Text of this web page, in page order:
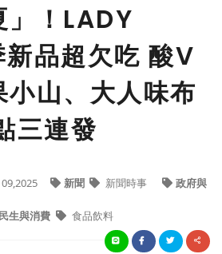
！LADY
新品超欠吃 酸V
山、大人味布
三連發
09,2025 新聞 新聞時事 政府與
民生與消費 食品飲料